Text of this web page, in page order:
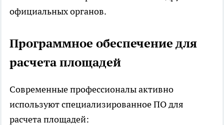
официальных органов.
Программное обеспечение для
расчета площадей
Современные профессионалы активно
используют специализированное ПО для
расчета площадей: